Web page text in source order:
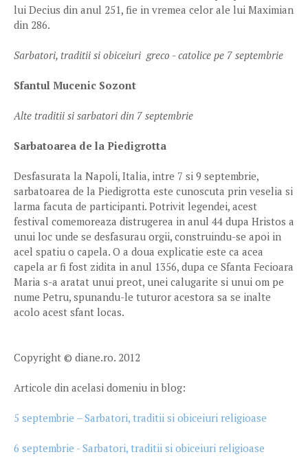
lui Decius din anul 251, fie in vremea celor ale lui Maximian
din 286.
Sarbatori, traditii si obiceiuri greco - catolice pe 7 septembrie
Sfantul Mucenic Sozont
Alte traditii si sarbatori din 7 septembrie
Sarbatoarea de la Piedigrotta
Desfasurata la Napoli, Italia, intre 7 si 9 septembrie,
sarbatoarea de la Piedigrotta este cunoscuta prin veselia si
larma facuta de participanti. Potrivit legendei, acest
festival comemoreaza distrugerea in anul 44 dupa Hristos a
unui loc unde se desfasurau orgii, construindu-se apoi in
acel spatiu o capela. O a doua explicatie este ca acea
capela ar fi fost zidita in anul 1356, dupa ce Sfanta Fecioara
Maria s-a aratat unui preot, unei calugarite si unui om pe
nume Petru, spunandu-le tuturor acestora sa se inalte
acolo acest sfant locas.
Copyright © diane.ro. 2012
Articole din acelasi domeniu in blog:
5 septembrie – Sarbatori, traditii si obiceiuri religioase
6 septembrie - Sarbatori, traditii si obiceiuri religioase